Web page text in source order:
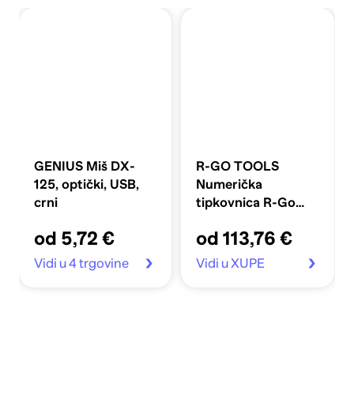
GENIUS Miš DX-
125, optički, USB,
crni
od 5,72 €
Vidi u 4 trgovine
R-GO TOOLS
Numerička
tipkovnica R-Go
Bluetooth, bijela
od 113,76 €
Vidi u XUPE